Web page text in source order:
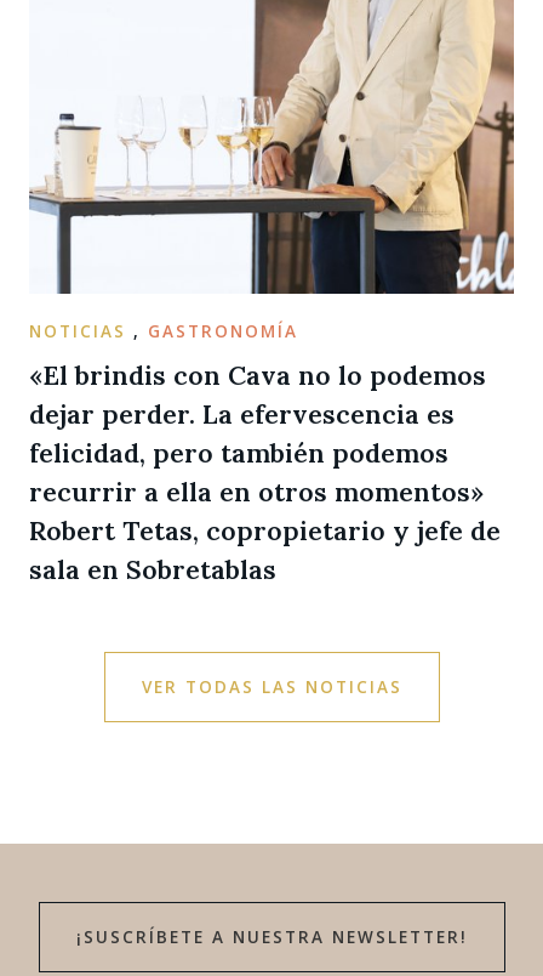
NOTICIAS , GASTRONOMÍA
«El brindis con Cava no lo podemos
dejar perder. La efervescencia es
felicidad, pero también podemos
recurrir a ella en otros momentos»
Robert Tetas, copropietario y jefe de
sala en Sobretablas
VER TODAS LAS NOTICIAS
¡SUSCRÍBETE A NUESTRA NEWSLETTER!